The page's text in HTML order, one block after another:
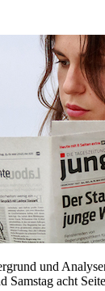
und
Samstag acht